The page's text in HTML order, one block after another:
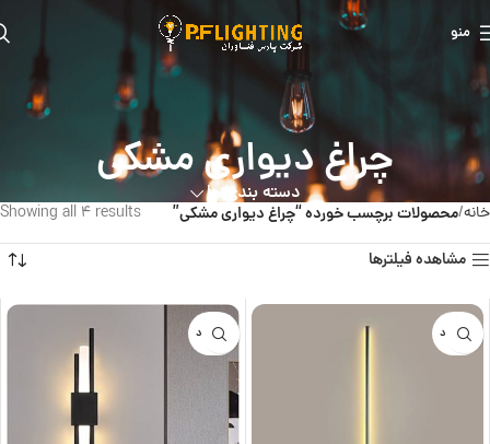
منو
چراغ دیواری مشکی
دسته بندی ها
خانه محصولات برچسب خورده “چراغ دیواری مشکی” Showing all 4 results
مشاهده فیلترها
ناموجود ناموجود